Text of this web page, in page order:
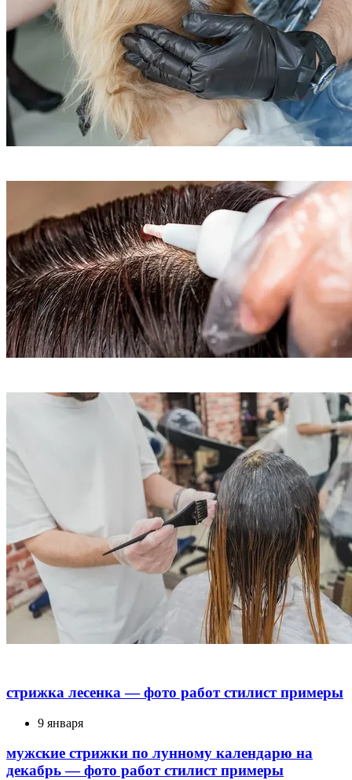
стрижка лесенка — фото работ стилист примеры
9 января
мужские стрижки по лунному календарю на
декабрь — фото работ стилист примеры